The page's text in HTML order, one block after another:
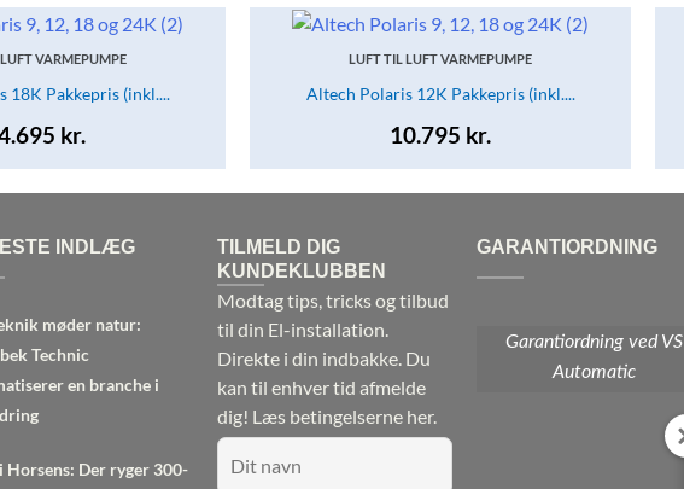
VARMEPUMPE
18K Pakkepris (inkl....
kr.
LUFT TIL LUFT VARMEPUMPE
Altech Polaris 12K Pakkepris (inkl....
10.795 kr.
INDLÆG
møder natur:
Technic
en branche i
Horsens: Der ryger 300-
TILMELD DIG
KUNDEKLUBBEN
Modtag tips, tricks og tilbud
til din El-installation.
Direkte i din indbakke. Du
kan til enhver tid afmelde
dig! Læs betingelserne her.
GARANTIORDNING
Garantiordning ved VS
Automatic